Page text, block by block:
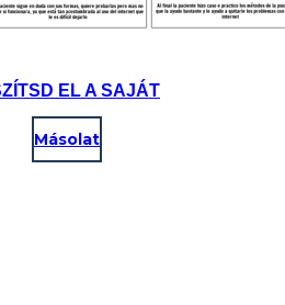
EL A SAJÁT
Másolat